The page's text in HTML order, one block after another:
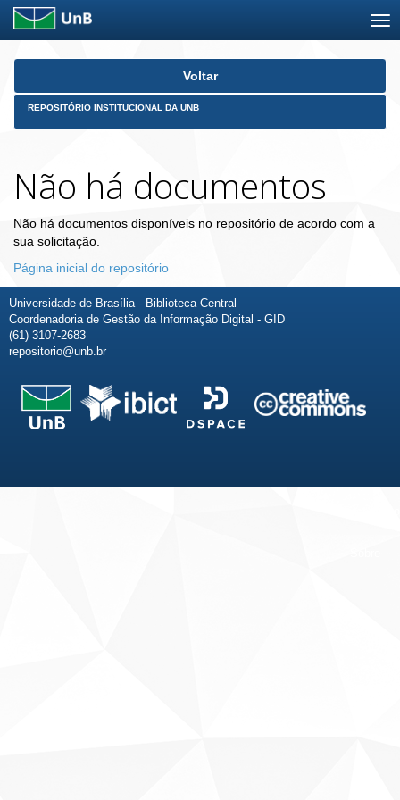
Skip
Voltar
REPOSITÓRIO INSTITUCIONAL DA UNB
Não há documentos
Não há documentos disponíveis no repositório de acordo com a
sua solicitação.
Página inicial do repositório
Universidade de Brasília - Biblioteca Central
Coordenadoria de Gestão da Informação Digital - GID
(61) 3107-2683
repositorio@unb.br